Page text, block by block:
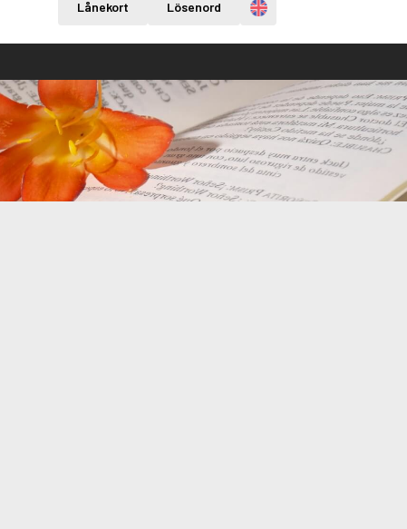
Lånekort Lösenord Engelska